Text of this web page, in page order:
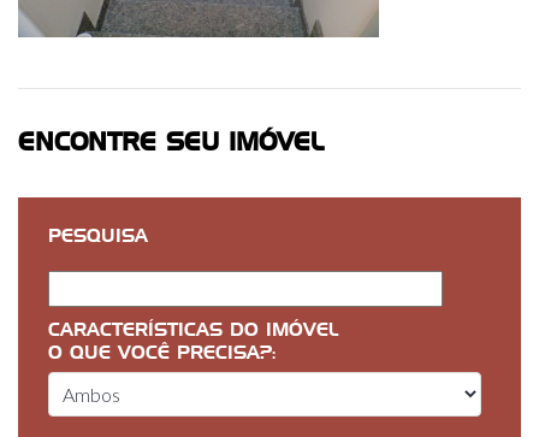
ENCONTRE SEU IMÓVEL
PESQUISA
CARACTERÍSTICAS DO IMÓVEL
O QUE VOCÊ PRECISA?: